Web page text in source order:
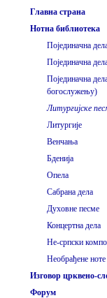
Главна страна
Нотна библиотека
Појединачна
Појединачна
Појединачна
богослужењу)
Литургијске
Литургије
Венчања
Бденија
Опела
Сабрана дела
Духовне песме
Концертна дела
Не-српски
Необрађене ноте
Изговор црквено-
Форум